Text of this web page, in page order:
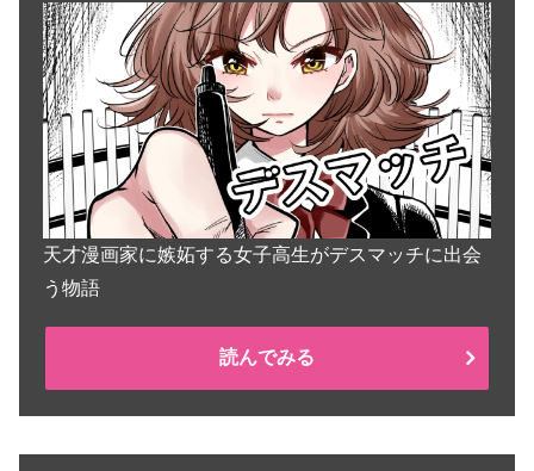
天才漫画家に嫉妬する女子高生がデスマッチに出会
う物語
読んでみる